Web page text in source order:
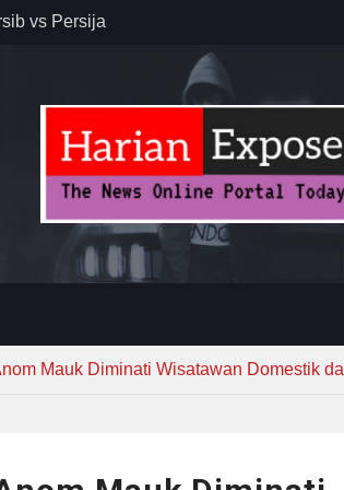
vs Persija
– Banjar
MUI ke
Mauk Diminati Wisatawan Domestik